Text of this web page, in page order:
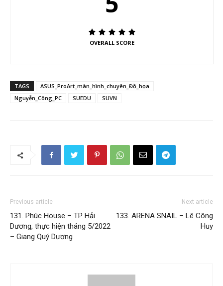
OVERALL SCORE
TAGS
ASUS_ProArt_màn_hình_chuyên_Đồ_họa
Nguyễn_Công_PC
SUEDU SUVN
Previous article
131. Phúc House – TP Hải
Dương, thực hiện tháng 5/2022
– Giang Quý Dương
Next article
133. ARENA SNAIL – Lê Công
Huy